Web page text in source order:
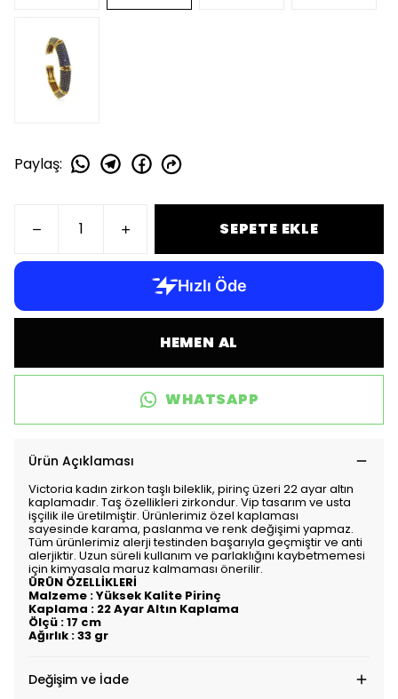
Paylaş:
SEPETE EKLE
HEMEN AL
WHATSAPP
Ürün Açıklaması
Victoria kadın zirkon taşlı bileklik, pirinç üzeri 22 ayar altın
kaplamadır. Taş özellikleri zirkondur. Vip tasarım ve usta
işçilik ile üretilmiştir. Ürünlerimiz özel kaplaması
sayesinde karama, paslanma ve renk değişimi yapmaz.
Tüm ürünlerimiz alerji testinden başarıyla geçmiştir ve anti
alerjiktir. Uzun süreli kullanım ve parlaklığını kaybetmemesi
için kimyasala maruz kalmaması önerilir.
ÜRÜN ÖZELLİKLERİ
Malzeme : Yüksek Kalite Pirinç
Kaplama : 22 Ayar Altın Kaplama
Ölçü : 17 cm
Ağırlık : 33 gr
Değişim ve İade